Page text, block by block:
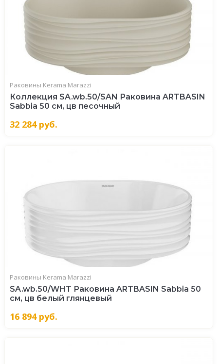
Раковины Kerama Marazzi
Коллекция SA.wb.50/SAN Раковина ARTBASIN
Sabbia 50 см, цв песочный
32 284руб.
Раковины Kerama Marazzi
SA.wb.50/WHT Раковина ARTBASIN Sabbia 50
см, цв белый глянцевый
16 894руб.